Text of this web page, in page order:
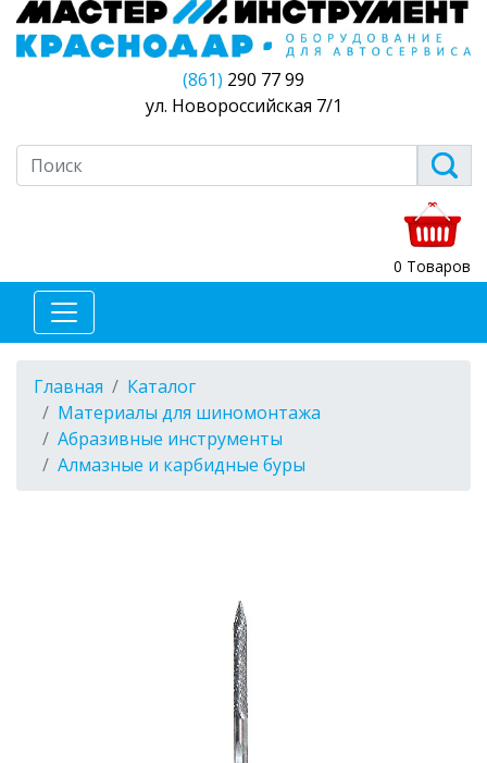
(861) 290 77 99
ул. Новороссийская 7/1
0 Товаров
Главная
Каталог
Материалы для шиномонтажа
Абразивные инструменты
Алмазные и карбидные буры